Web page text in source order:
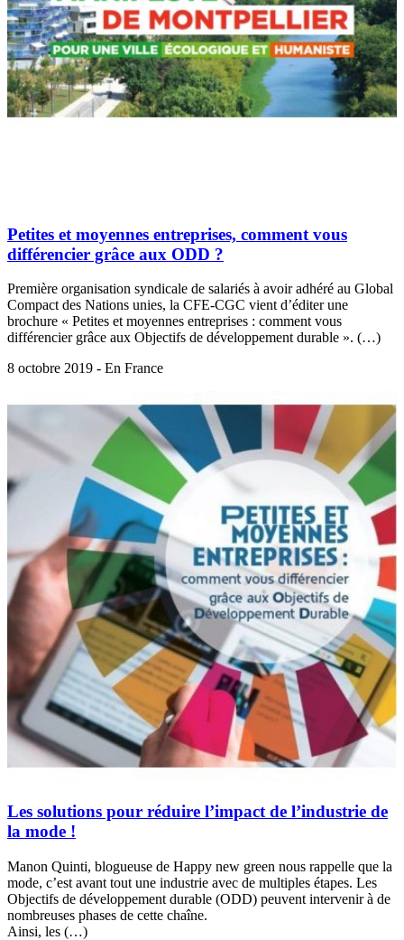
Petites et moyennes entreprises, comment vous
différencier grâce aux ODD ?
Première organisation syndicale de salariés à avoir adhéré au Global
Compact des Nations unies, la CFE-CGC vient d’éditer une
brochure « Petites et moyennes entreprises : comment vous
différencier grâce aux Objectifs de développement durable ». (…)
8 octobre 2019 - En France
Les solutions pour réduire l’impact de l’industrie de
la mode !
Manon Quinti, blogueuse de Happy new green nous rappelle que la
mode, c’est avant tout une industrie avec de multiples étapes. Les
Objectifs de développement durable (ODD) peuvent intervenir à de
nombreuses phases de cette chaîne.
Ainsi, les (…)